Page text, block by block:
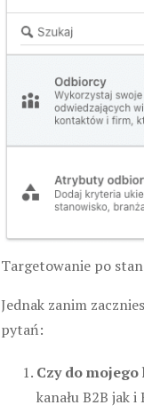
Targetowanie po
Jednak zanim
pytań:
Czy do mojego
kanału B2B jak